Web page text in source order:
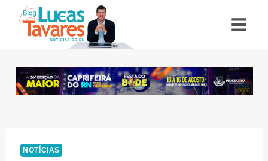
NOTÍCIAS